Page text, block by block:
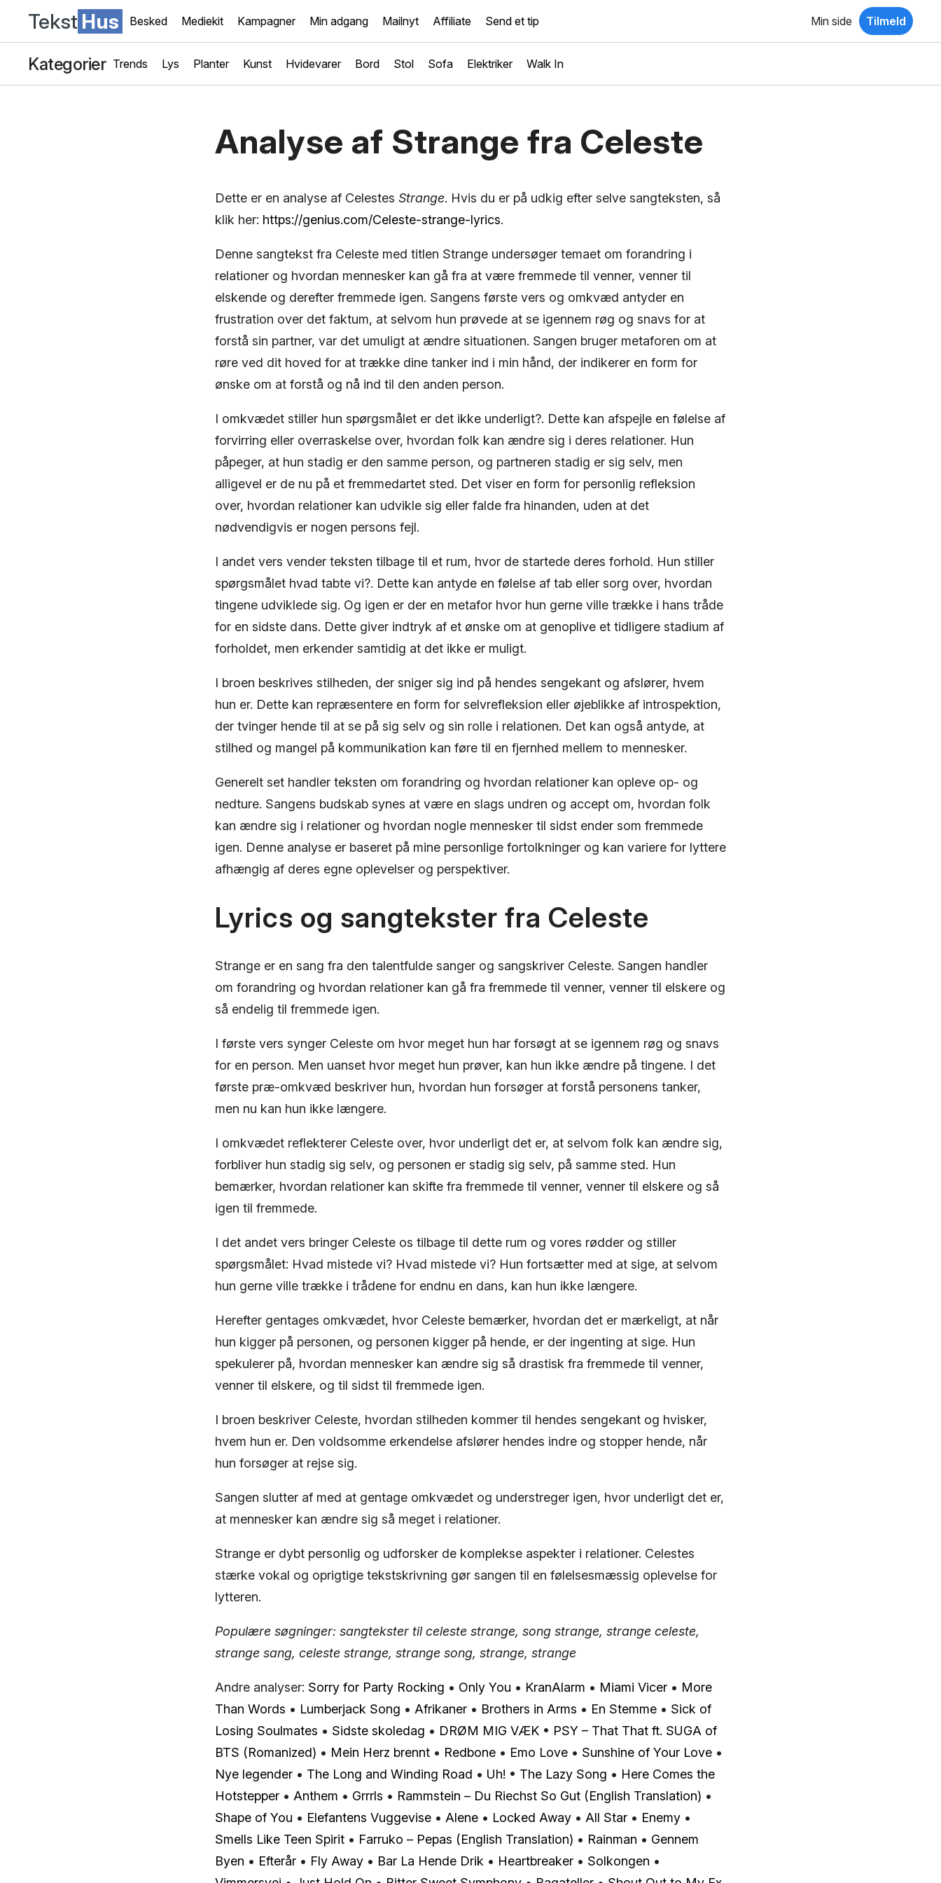
Tekst Hus Besked Mediekit Kampagner Min adgang Mailnyt Affiliate Send et tip Min side Tilmeld
Kategorier Trends Lys Planter Kunst Hvidevarer Bord Stol Sofa Elektriker Walk In
Analyse af Strange fra Celeste
Dette er en analyse af Celestes Strange. Hvis du er på udkig efter selve sangteksten, så
klik her: https://genius.com/Celeste-strange-lyrics.
Denne sangtekst fra Celeste med titlen Strange undersøger temaet om forandring i
relationer og hvordan mennesker kan gå fra at være fremmede til venner, venner til
elskende og derefter fremmede igen. Sangens første vers og omkvæd antyder en
frustration over det faktum, at selvom hun prøvede at se igennem røg og snavs for at
forstå sin partner, var det umuligt at ændre situationen. Sangen bruger metaforen om at
røre ved dit hoved for at trække dine tanker ind i min hånd, der indikerer en form for
ønske om at forstå og nå ind til den anden person.
I omkvædet stiller hun spørgsmålet er det ikke underligt?. Dette kan afspejle en følelse af
forvirring eller overraskelse over, hvordan folk kan ændre sig i deres relationer. Hun
påpeger, at hun stadig er den samme person, og partneren stadig er sig selv, men
alligevel er de nu på et fremmedartet sted. Det viser en form for personlig refleksion
over, hvordan relationer kan udvikle sig eller falde fra hinanden, uden at det
nødvendigvis er nogen persons fejl.
I andet vers vender teksten tilbage til et rum, hvor de startede deres forhold. Hun stiller
spørgsmålet hvad tabte vi?. Dette kan antyde en følelse af tab eller sorg over, hvordan
tingene udviklede sig. Og igen er der en metafor hvor hun gerne ville trække i hans tråde
for en sidste dans. Dette giver indtryk af et ønske om at genoplive et tidligere stadium af
forholdet, men erkender samtidig at det ikke er muligt.
I broen beskrives stilheden, der sniger sig ind på hendes sengekant og afslører, hvem
hun er. Dette kan repræsentere en form for selvrefleksion eller øjeblikke af introspektion,
der tvinger hende til at se på sig selv og sin rolle i relationen. Det kan også antyde, at
stilhed og mangel på kommunikation kan føre til en fjernhed mellem to mennesker.
Generelt set handler teksten om forandring og hvordan relationer kan opleve op- og
nedture. Sangens budskab synes at være en slags undren og accept om, hvordan folk
kan ændre sig i relationer og hvordan nogle mennesker til sidst ender som fremmede
igen. Denne analyse er baseret på mine personlige fortolkninger og kan variere for lyttere
afhængig af deres egne oplevelser og perspektiver.
Lyrics og sangtekster fra Celeste
Strange er en sang fra den talentfulde sanger og sangskriver Celeste. Sangen handler
om forandring og hvordan relationer kan gå fra fremmede til venner, venner til elskere og
så endelig til fremmede igen.
I første vers synger Celeste om hvor meget hun har forsøgt at se igennem røg og snavs
for en person. Men uanset hvor meget hun prøver, kan hun ikke ændre på tingene. I det
første præ-omkvæd beskriver hun, hvordan hun forsøger at forstå personens tanker,
men nu kan hun ikke længere.
I omkvædet reflekterer Celeste over, hvor underligt det er, at selvom folk kan ændre sig,
forbliver hun stadig sig selv, og personen er stadig sig selv, på samme sted. Hun
bemærker, hvordan relationer kan skifte fra fremmede til venner, venner til elskere og så
igen til fremmede.
I det andet vers bringer Celeste os tilbage til dette rum og vores rødder og stiller
spørgsmålet: Hvad mistede vi? Hvad mistede vi? Hun fortsætter med at sige, at selvom
hun gerne ville trække i trådene for endnu en dans, kan hun ikke længere.
Herefter gentages omkvædet, hvor Celeste bemærker, hvordan det er mærkeligt, at når
hun kigger på personen, og personen kigger på hende, er der ingenting at sige. Hun
spekulerer på, hvordan mennesker kan ændre sig så drastisk fra fremmede til venner,
venner til elskere, og til sidst til fremmede igen.
I broen beskriver Celeste, hvordan stilheden kommer til hendes sengekant og hvisker,
hvem hun er. Den voldsomme erkendelse afslører hendes indre og stopper hende, når
hun forsøger at rejse sig.
Sangen slutter af med at gentage omkvædet og understreger igen, hvor underligt det er,
at mennesker kan ændre sig så meget i relationer.
Strange er dybt personlig og udforsker de komplekse aspekter i relationer. Celestes
stærke vokal og oprigtige tekstskrivning gør sangen til en følelsesmæssig oplevelse for
lytteren.
Populære søgninger: sangtekster til celeste strange, song strange, strange celeste,
strange sang, celeste strange, strange song, strange, strange
Andre analyser: Sorry for Party Rocking • Only You • KranAlarm • Miami Vicer • More
Than Words • Lumberjack Song • Afrikaner • Brothers in Arms • En Stemme • Sick of
Losing Soulmates • Sidste skoledag • DRØM MIG VÆK • PSY – That That ft. SUGA of
BTS (Romanized) • Mein Herz brennt • Redbone • Emo Love • Sunshine of Your Love •
Nye legender • The Long and Winding Road • Uh! • The Lazy Song • Here Comes the
Hotstepper • Anthem • Grrrls • Rammstein – Du Riechst So Gut (English Translation) •
Shape of You • Elefantens Vuggevise • Alene • Locked Away • All Star • Enemy •
Smells Like Teen Spirit • Farruko – Pepas (English Translation) • Rainman • Gennem
Byen • Efterår • Fly Away • Bar La Hende Drik • Heartbreaker • Solkongen •